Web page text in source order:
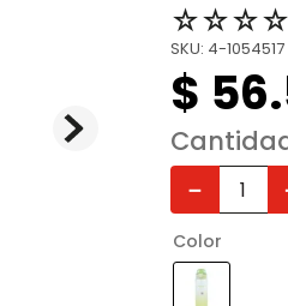
☆☆☆☆
SKU: 4-1054517
$ 56.
－
Color